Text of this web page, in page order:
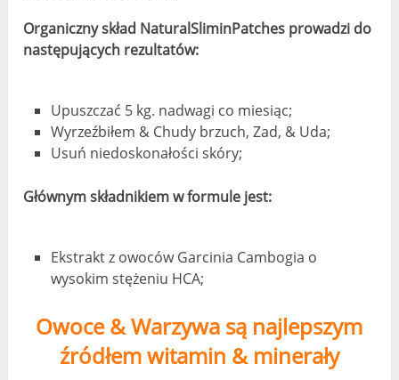
Organiczny skład NaturalSliminPatches prowadzi do
następujących rezultatów:
Upuszczać 5 kg. nadwagi co miesiąc;
Wyrzeźbiłem & Chudy brzuch, Zad, & Uda;
Usuń niedoskonałości skóry;
Głównym składnikiem w formule jest:
Ekstrakt z owoców Garcinia Cambogia o
wysokim stężeniu HCA;
Owoce & Warzywa są najlepszym
źródłem witamin & minerały